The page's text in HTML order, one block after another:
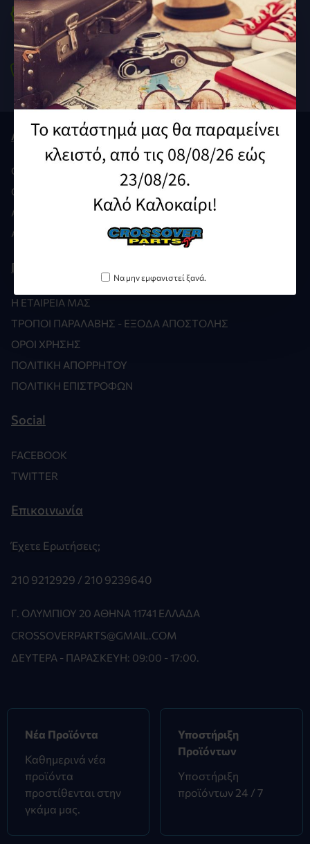
Να μην εμφανιστεί ξανά.
To Νο1 Ε-shop
Ανταλλακτικά Μοτοσυκλετών
Τηλέφωνο
210 9212929 /210 9239640
Λογαριασμός
Ο ΛΟΓΑΡΙΑΣΜΌΣ ΜΟΥ
ΟΙ ΠΑΡΑΓΓΕΛΊΕΣ ΜΟΥ
ΑΓΑΠΗΜΈΝΑ
ΑΊΤΗΣΗ GDPR
Πληροφορίες
Η ΕΤΑΙΡΕΊΑ ΜΑΣ
ΤΡΌΠΟΙ ΠΑΡΑΛΑΒΉΣ - ΈΞΟΔΑ ΑΠΟΣΤΟΛΉΣ
ΌΡΟΙ ΧΡΉΣΗΣ
ΠΟΛΙΤΙΚΉ ΑΠΟΡΡΉΤΟΥ
ΠΟΛΙΤΙΚΉ ΕΠΙΣΤΡΟΦΏΝ
Social
FACEBOOK
TWITTER
Επικοινωνία
Έχετε Ερωτήσεις;
210 9212929 / 210 9239640
Γ. ΟΛΥΜΠΊΟΥ 20 ΑΘΉΝΑ 11741 ΕΛΛΆΔΑ
CROSSOVERPARTS@GMAIL.COM
ΔΕΥΤΈΡΑ - ΠΑΡΑΣΚΕΥΉ: 09:00 - 17:00.
Νέα Προϊόντα
Καθημερινά νέα
προϊόντα
προστίθενται στην
γκάμα μας.
Υποστήριξη
Προϊόντων
Υποστήριξη
προϊόντων 24 / 7